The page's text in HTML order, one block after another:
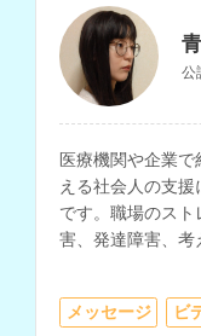
公
医療機関や企業
える社会人の支
です。職場のス
害、発達障害、考
メッセージ ビ